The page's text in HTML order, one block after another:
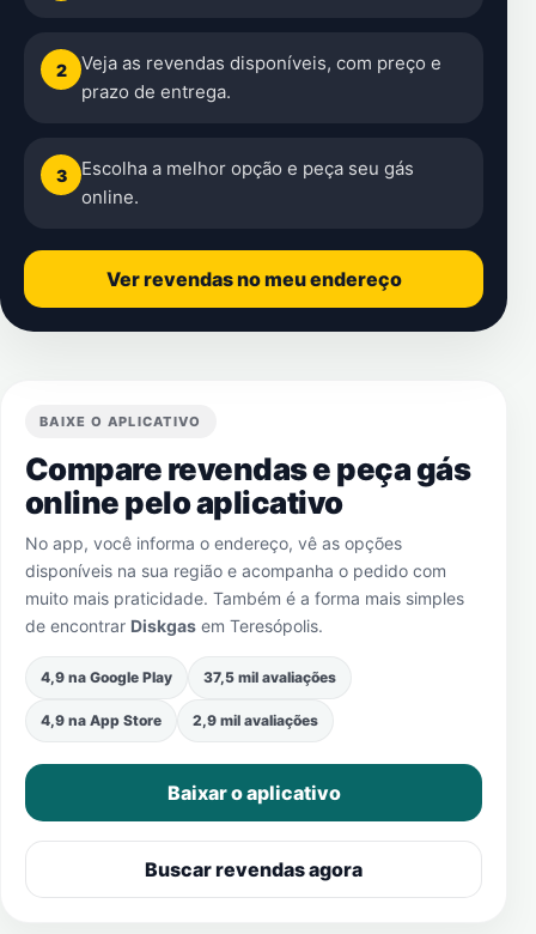
2
Veja as revendas disponíveis, com preço e
prazo de entrega.
3
Escolha a melhor opção e peça seu gás
online.
Ver revendas no meu endereço
BAIXE O APLICATIVO
Compare revendas e peça gás
online pelo aplicativo
No app, você informa o endereço, vê as opções
disponíveis na sua região e acompanha o pedido com
muito mais praticidade. Também é a forma mais simples
de encontrar Diskgas em Teresópolis.
4,9 na Google Play 37,5 mil avaliações
4,9 na App Store 2,9 mil avaliações
Baixar o aplicativo
Buscar revendas agora